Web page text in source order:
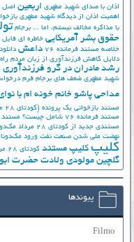
اذان با صدای شهید مطهری اربعین اصل
اهمیت اذان از دیدگاه شهید مطهری
با مذاکره مخالف نیستم، اما ... برجام
حقوق بشر آمریکایی خاطره ای
خلاصه مستند فرمانده 76
داعش
دلایل کاهش فرزندآوری از زبان مردم
رشد مادران در گرو فرزندآوری
شهید مطهری ضعف های برجام فرم
مداحی پاشو خانم خونه ام با
مستند بازخوانی یک پرونده (کودتای 28 مرداد)
مستند فرمانده 76 شامل چیست؟
مستند
مستندی جدید از کودتای 28 مرداد
نهضت ملي شدن صنعت نفت ورود
کلیپ کلیپ مستند کودتای 28 مرداد
گلچین مولودی ولادت حضرت
پیوندها
Filmo